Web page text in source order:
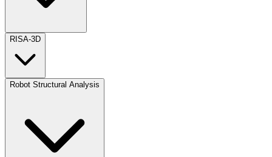
RISA-3D
Robot Structural Analysis